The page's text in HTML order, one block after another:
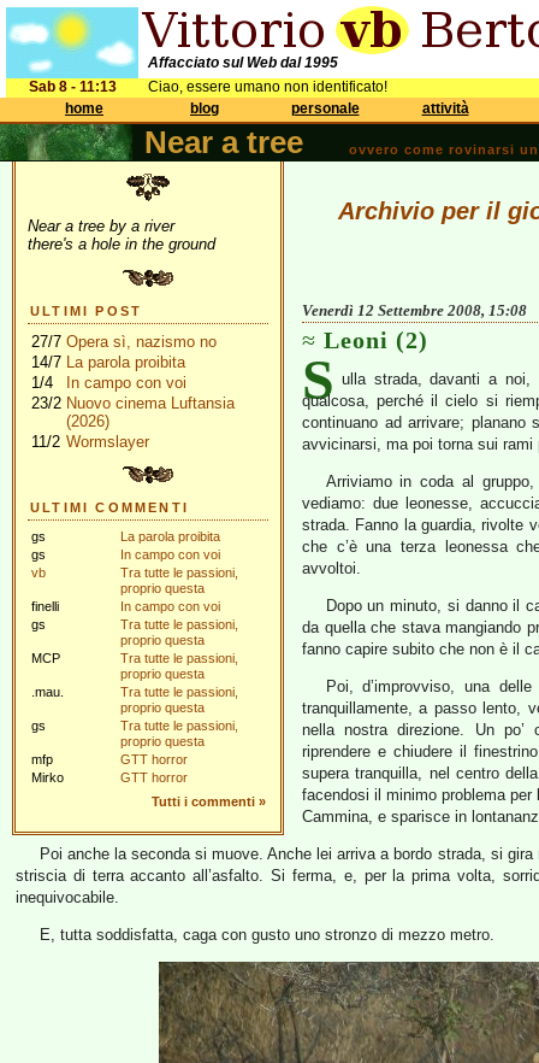
Affacciato sul Web dal 1995
Sab 8 - 11:13
Ciao, essere umano non identificato!
home
blog personale attività
Near a tree ovvero come rovinarsi
Near a tree by a river
there's a hole in the ground
ULTIMI POST
27/7 Opera sì, nazismo no
14/7 La parola proibita
1/4
In campo con voi
23/2 Nuovo cinema Luftansia
(2026)
11/2 Wormslayer
ULTIMI COMMENTI
gs
La parola proibita
gs
In campo con voi
vb
Tra tutte le passioni,
proprio questa
finelli
In campo con voi
gs
Tra tutte le passioni,
proprio questa
MCP
Tra tutte le passioni,
proprio questa
.mau.
Tra tutte le passioni,
proprio questa
gs
Tra tutte le passioni,
proprio questa
mfp
GTT horror
Mirko
GTT horror
Tutti i commenti »
Archivio per il
Venerdì 12 Settembre 2008, 15:08
Leoni (2)
S ulla strada, davanti a noi,
qualcosa, perché il cielo si
continuano ad arrivare; planano
avvicinarsi, ma poi torna sui rami
Arriviamo in coda al
vediamo: due leonesse,
strada. Fanno la guardia, rivolte
che c’è una terza leonessa
avvoltoi.
Dopo un minuto, si danno il
da quella che stava mangiando
fanno capire subito che non è il
Poi, d’improvviso, una
tranquillamente, a passo lento,
nella nostra direzione. Un
riprendere e chiudere il
supera tranquilla, nel centro
facendosi il minimo problema
Cammina, e sparisce in
Poi anche la seconda si muove. Anche lei arriva a bordo strada, si
striscia di terra accanto all’asfalto. Si ferma, e, per la prima volta,
inequivocabile.
E, tutta soddisfatta, caga con gusto uno stronzo di mezzo metro.